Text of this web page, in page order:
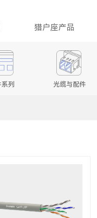
光缆与配件
列
猎户座产品